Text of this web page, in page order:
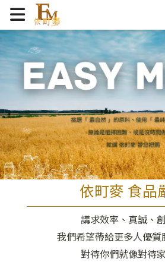
關於我們 | 依町麥 食品嚴選
依町麥 食品
講求效率、真誠、
我們希望帶給更多人優質
對待你們就像對待